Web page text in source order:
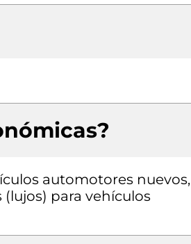
automotores nuevos,
para vehículos